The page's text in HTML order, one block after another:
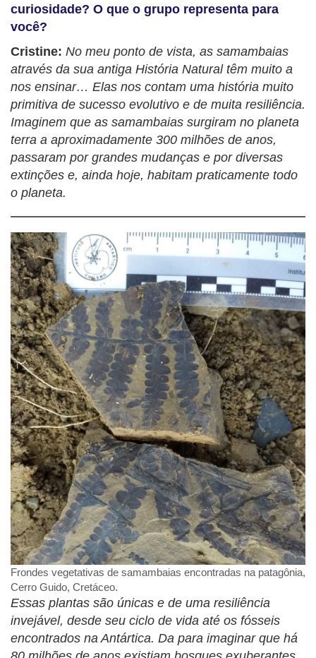
curiosidade? O que o grupo representa para
você?
Cristine: No meu ponto de vista, as samambaias
através da sua antiga História Natural têm muito a
nos ensinar… Elas nos contam uma história muito
primitiva de sucesso evolutivo e de muita resiliência.
Imaginem que as samambaias surgiram no planeta
terra a aproximadamente 300 milhões de anos,
passaram por grandes mudanças e por diversas
extinções e, ainda hoje, habitam praticamente todo
o planeta.
Frondes vegetativas de samambaias encontradas na patagônia,
Cerro Guido, Cretáceo.
Essas plantas são únicas e de uma resiliência
invejável, desde seu ciclo de vida até os fósseis
encontrados na Antártica. Da para imaginar que há